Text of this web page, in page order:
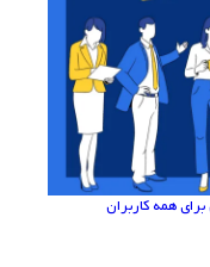
همه کاربران